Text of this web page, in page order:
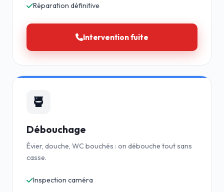
Réparation définitive
Intervention fuite
Débouchage
Évier, douche, WC bouchés : on débouche tout sans
casse.
Inspection caméra